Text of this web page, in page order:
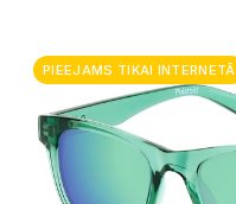
PIEEJAMS TIKAI INTERNETĀ